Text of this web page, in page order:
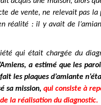
de vente, ne relevait pas
réalité : il y avait de
qui était chargée du
a estimé que les
les plaques d’amiante
sa mission, qui consiste à
la réalisation du diagnostic.